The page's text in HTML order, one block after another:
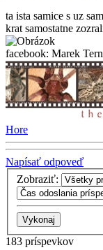
ta ista samice s uz
krat samostatne
facebook: Marek
Hore
Napísať odpoveď
Zobraziť:
183 príspevkov